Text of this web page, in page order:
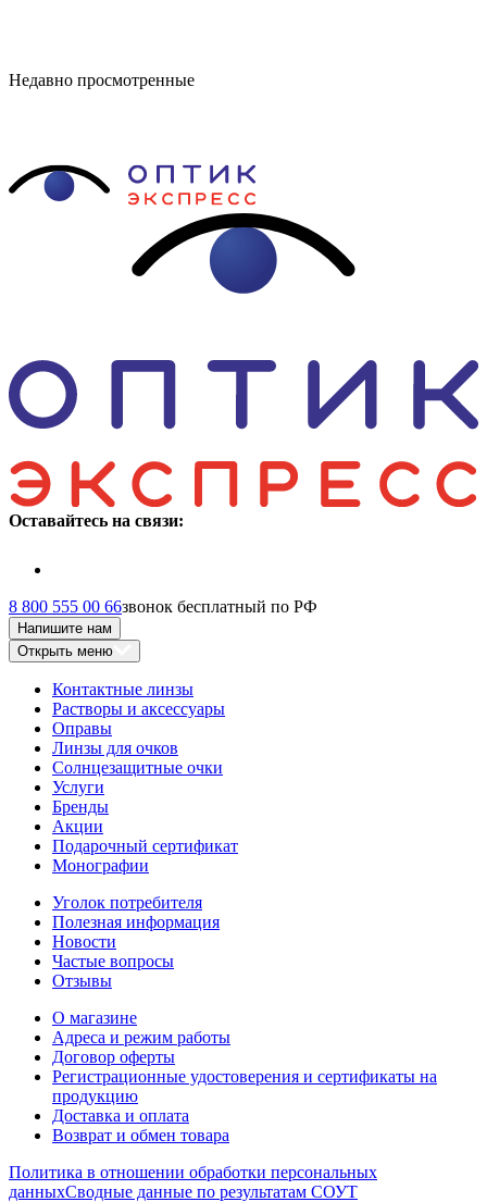
Недавно просмотренные
Оставайтесь на связи:
8 800 555 00 66звонок бесплатный по РФ
Напишите нам
Открыть меню
Контактные линзы
Растворы и аксессуары
Оправы
Линзы для очков
Солнцезащитные очки
Услуги
Бренды
Акции
Подарочный сертификат
Монографии
Уголок потребителя
Полезная информация
Новости
Частые вопросы
Отзывы
О магазине
Адреса и режим работы
Договор оферты
Регистрационные удостоверения и сертификаты на
продукцию
Доставка и оплата
Возврат и обмен товара
Политика в отношении обработки персональных
данныхСводные данные по результатам СОУТ